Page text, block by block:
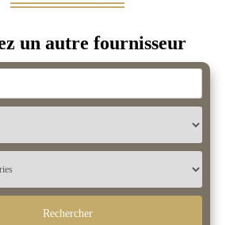
un autre fournisseur